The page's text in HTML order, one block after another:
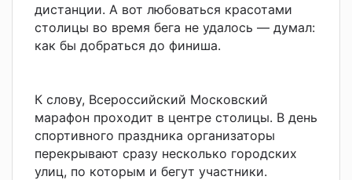
дистанции. А вот любоваться красотами
столицы во время бега не удалось — думал:
как бы добраться до финиша.
К слову, Всероссийский Московский
марафон проходит в центре столицы. В день
спортивного праздника организаторы
перекрывают сразу несколько городских
улиц, по которым и бегут участники.